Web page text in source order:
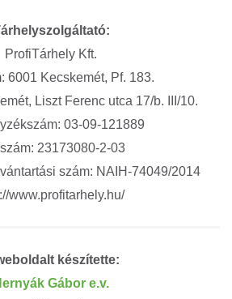
ProfiTárhely Kft.
6001 Kecskemét, Pf. 183.
Liszt Ferenc utca 17/b. III/10.
03-09-121889
23173080-2-03
szám: NAIH-74049/2014
www.profitarhely.hu/
készítette:
Gábor e.v.